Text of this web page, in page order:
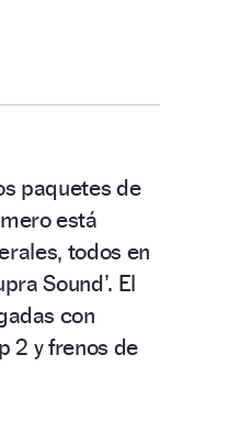
paquetes de
está
todos en
Sound’. El
con
2 y frenos de